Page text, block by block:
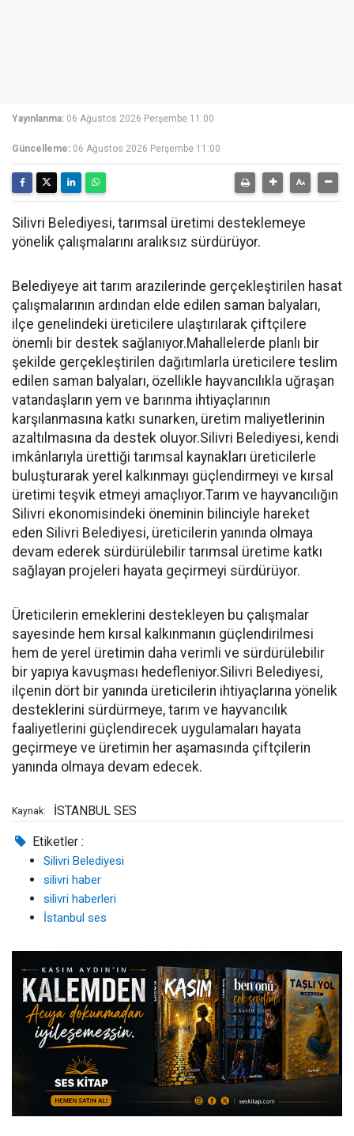
Yayınlanma: 06 Ağustos 2026 Perşembe 11:00
Güncelleme: 06 Ağustos 2026 Perşembe 11:00
Silivri Belediyesi, tarımsal üretimi desteklemeye
yönelik çalışmalarını aralıksız sürdürüyor.
Belediyeye ait tarım arazilerinde gerçekleştirilen hasat
çalışmalarının ardından elde edilen saman balyaları,
ilçe genelindeki üreticilere ulaştırılarak çiftçilere
önemli bir destek sağlanıyor.Mahallelerde planlı bir
şekilde gerçekleştirilen dağıtımlarla üreticilere teslim
edilen saman balyaları, özellikle hayvancılıkla uğraşan
vatandaşların yem ve barınma ihtiyaçlarının
karşılanmasına katkı sunarken, üretim maliyetlerinin
azaltılmasına da destek oluyor.Silivri Belediyesi, kendi
imkânlarıyla ürettiği tarımsal kaynakları üreticilerle
buluşturarak yerel kalkınmayı güçlendirmeyi ve kırsal
üretimi teşvik etmeyi amaçlıyor.Tarım ve hayvancılığın
Silivri ekonomisindeki öneminin bilinciyle hareket
eden Silivri Belediyesi, üreticilerin yanında olmaya
devam ederek sürdürülebilir tarımsal üretime katkı
sağlayan projeleri hayata geçirmeyi sürdürüyor.
Üreticilerin emeklerini destekleyen bu çalışmalar
sayesinde hem kırsal kalkınmanın güçlendirilmesi
hem de yerel üretimin daha verimli ve sürdürülebilir
bir yapıya kavuşması hedefleniyor.Silivri Belediyesi,
ilçenin dört bir yanında üreticilerin ihtiyaçlarına yönelik
desteklerini sürdürmeye, tarım ve hayvancılık
faaliyetlerini güçlendirecek uygulamaları hayata
geçirmeye ve üretimin her aşamasında çiftçilerin
yanında olmaya devam edecek.
Kaynak: İSTANBUL SES
Etiketler :
Silivri Belediyesi
silivri haber
silivri haberleri
İstanbul ses